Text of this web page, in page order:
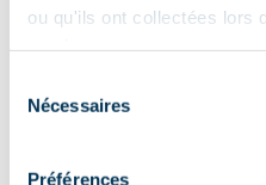
ou qu'ils ont collectées lors
Nécessaires
Préférences
Information